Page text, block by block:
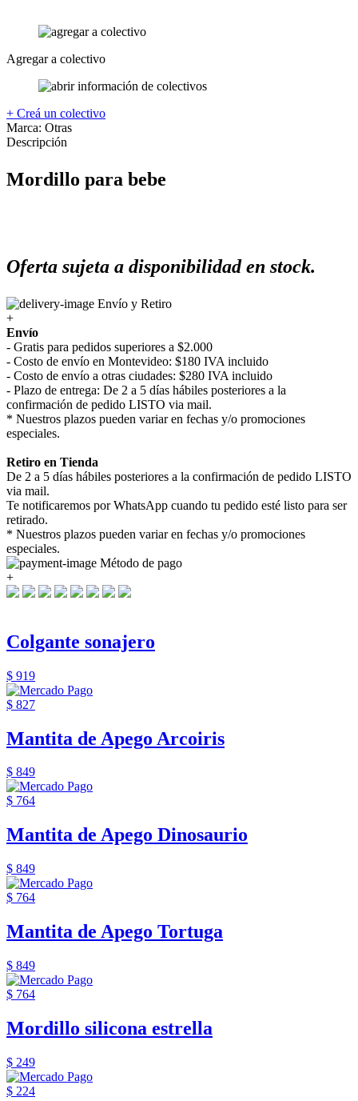
Agregar a colectivo
+ Creá un colectivo
Marca: Otras
Descripción
Mordillo para bebe
Oferta sujeta a disponibilidad en stock.
Envío y Retiro
+
Envío
- Gratis para pedidos superiores a $2.000
- Costo de envío en Montevideo: $180 IVA incluido
- Costo de envío a otras ciudades: $280 IVA incluido
- Plazo de entrega: De 2 a 5 días hábiles posteriores a la
confirmación de pedido LISTO via mail.
* Nuestros plazos pueden variar en fechas y/o promociones
especiales.
Retiro en Tienda
De 2 a 5 días hábiles posteriores a la confirmación de pedido LISTO
via mail.
Te notificaremos por WhatsApp cuando tu pedido esté listo para ser
retirado.
* Nuestros plazos pueden variar en fechas y/o promociones
especiales.
Método de pago
+
Colgante sonajero
$ 919
$ 827
Mantita de Apego Arcoiris
$ 849
$ 764
Mantita de Apego Dinosaurio
$ 849
$ 764
Mantita de Apego Tortuga
$ 849
$ 764
Mordillo silicona estrella
$ 249
$ 224